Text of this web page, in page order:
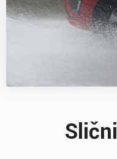
Slični